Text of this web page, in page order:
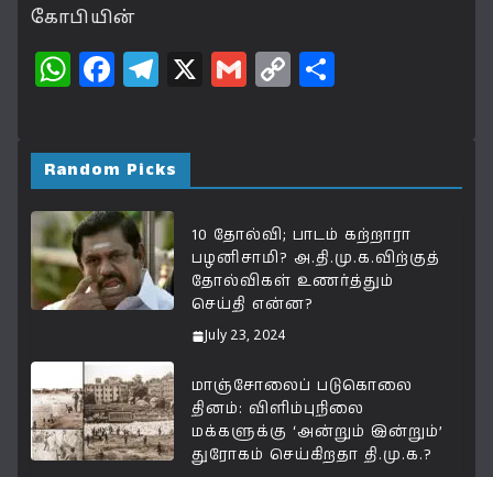
கோபியின்
W
s
A
p
p
F
e
b
o
o
k
T
g
ra
m
X
G
C
n
k
Random Picks
10 தோல்வி; பாடம் கற்றாரா
பழனிசாமி? அ.தி.மு.க.விற்குத்
தோல்விகள் உணர்த்தும்
செய்தி என்ன?
July 23, 2024
மாஞ்சோலைப் படுகொலை
தினம்: விளிம்புநிலை
மக்களுக்கு ‘அன்றும் இன்றும்’
துரோகம் செய்கிறதா தி.மு.க.?